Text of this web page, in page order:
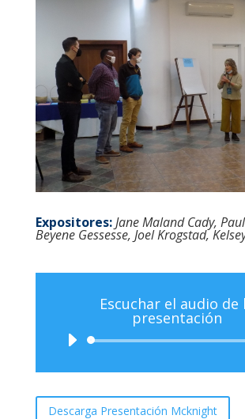
Expositores:Jane Maland Cady,
Beyene Gessesse, Joel Krogstad,
Escuchar el audio de
presentación
Audio
Descarga Presentación Mcknight